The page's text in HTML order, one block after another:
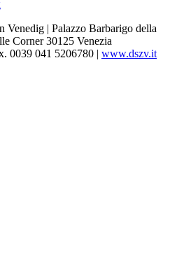
Venedig | Palazzo Barbarigo della
Corner 30125 Venezia
0039 041 5206780 | www.dszv.it